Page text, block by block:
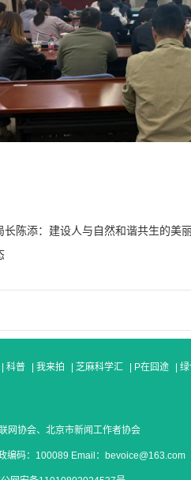
长陈添：建设人与自然和谐共生的美
科普 我来拍 芝麻科学汇 P在囧途
网协会、北京市新闻工作者协会
码：100089 Email：bevoice@163.com